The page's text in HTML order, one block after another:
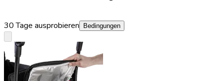
30 Tage ausprobieren Bedingungen
keyboard_arrow_down